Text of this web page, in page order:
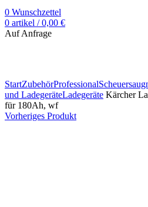
0 Wunschzettel
0 artikel / 0,00 €
Auf Anfrage
StartZubehörProfessional
und LadegeräteLadegeräte Kärcher
für 180Ah, wf
Vorheriges Produkt